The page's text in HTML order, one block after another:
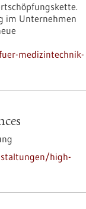
im Unternehmen
medizintechnik-
high-